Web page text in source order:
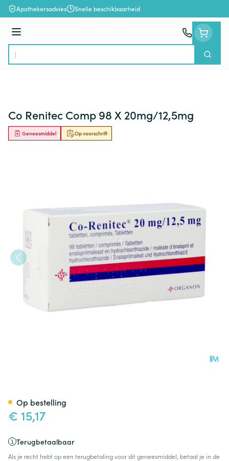
Ga naar de inhoud
Apothekersadvies Snelle beschikbaarheid
Menu
Product, merk, categorie...
Zoek
Co Renitec Comp 98 X 20mg/12,5mg
Op voorschrift
Geneesmiddel
€ 15,17
Terugbetaalbaar
Als je recht hebt op een terugbetaling voor dit geneesmiddel, betaal je in de
Op bestelling